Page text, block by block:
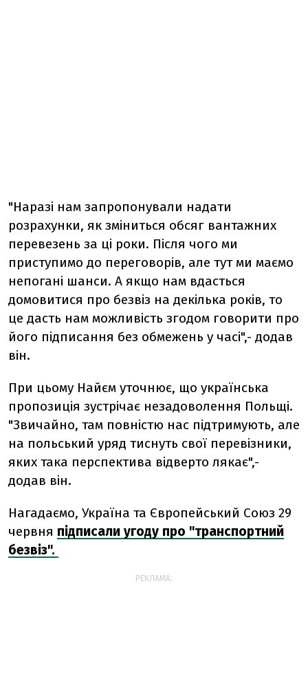
"Наразі нам запропонували надати
розрахунки, як зміниться обсяг вантажних
перевезень за ці роки. Після чого ми
приступимо до переговорів, але тут ми маємо
непогані шанси. А якщо нам вдасться
домовитися про безвіз на декілька років, то
це дасть нам можливість згодом говорити про
його підписання без обмежень у часі",- додав
він.
При цьому Найєм уточнює, що українська
пропозиція зустрічає незадоволення Польщі.
"Звичайно, там повністю нас підтримують, але
на польський уряд тиснуть свої перевізники,
яких така перспектива відверто лякає",-
додав він.
Нагадаємо, Україна та Європейський Союз 29
червня підписали угоду про "транспортний
безвіз".
РЕКЛАМА: